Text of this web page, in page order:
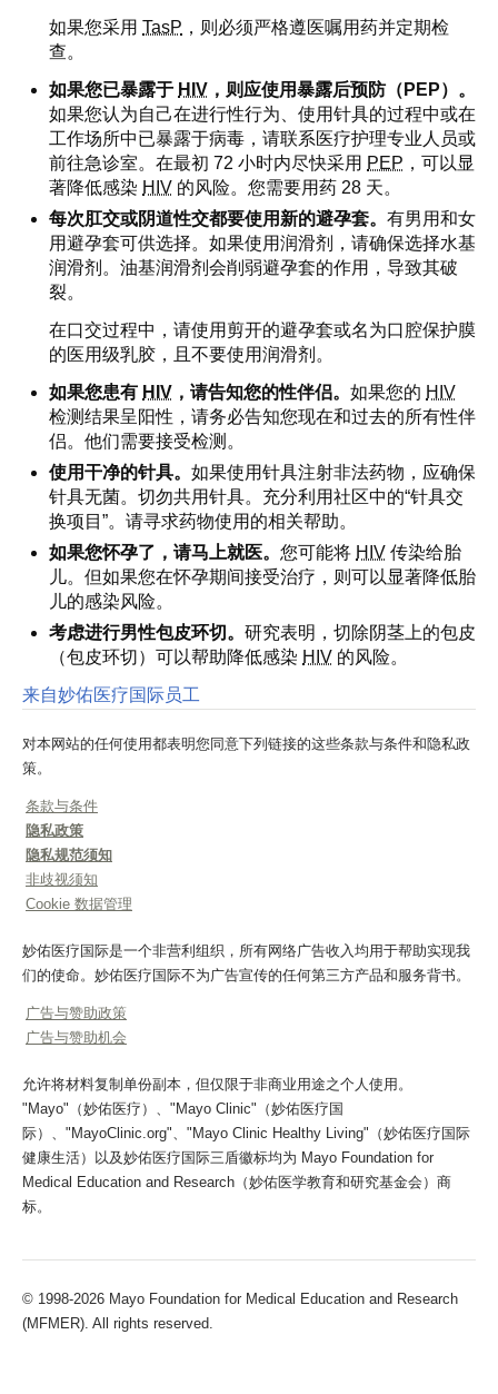
如果您采用 TasP ，则必须严格遵医嘱用药并定期检
查。
如果您已暴露于 HIV ，则应使用暴露后预防（PEP）。
如果您认为自己在进行性行为、使用针具的过程中或在
工作场所中已暴露于病毒，请联系医疗护理专业人员或
前往急诊室。在最初 72 小时内尽快采用 PEP ，可以显
著降低感染 HIV 的风险。您需要用药 28 天。
每次肛交或阴道性交都要使用新的避孕套。 有男用和女
用避孕套可供选择。如果使用润滑剂，请确保选择水基
润滑剂。油基润滑剂会削弱避孕套的作用，导致其破
裂。
在口交过程中，请使用剪开的避孕套或名为口腔保护膜
的医用级乳胶，且不要使用润滑剂。
如果您患有 HIV ，请告知您的性伴侣。 如果您的 HIV
检测结果呈阳性，请务必告知您现在和过去的所有性伴
侣。他们需要接受检测。
使用干净的针具。 如果使用针具注射非法药物，应确保
针具无菌。切勿共用针具。充分利用社区中的“针具交
换项目”。请寻求药物使用的相关帮助。
如果您怀孕了，请马上就医。 您可能将 HIV 传染给胎
儿。但如果您在怀孕期间接受治疗，则可以显著降低胎
儿的感染风险。
考虑进行男性包皮环切。 研究表明，切除阴茎上的包皮
（包皮环切）可以帮助降低感染 HIV 的风险。
来自妙佑医疗国际员工
对本网站的任何使用都表明您同意下列链接的这些条款与条件和隐私政
策。
条款与条件
隐私政策
隐私规范须知
非歧视须知
Cookie 数据管理
妙佑医疗国际是一个非营利组织，所有网络广告收入均用于帮助实现我
们的使命。妙佑医疗国际不为广告宣传的任何第三方产品和服务背书。
广告与赞助政策
广告与赞助机会
允许将材料复制单份副本，但仅限于非商业用途之个人使用。
"Mayo"（妙佑医疗）、"Mayo Clinic"（妙佑医疗国
际）、"MayoClinic.org"、"Mayo Clinic Healthy Living"（妙佑医疗国际
健康生活）以及妙佑医疗国际三盾徽标均为 Mayo Foundation for
Medical Education and Research（妙佑医学教育和研究基金会）商
标。
© 1998-2026 Mayo Foundation for Medical Education and Research
(MFMER). All rights reserved.